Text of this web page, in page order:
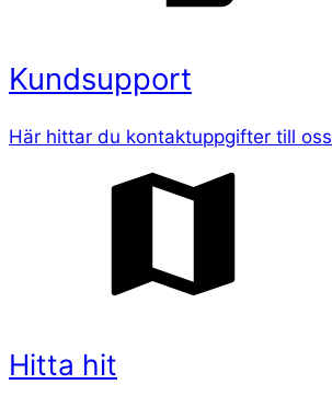
Kundsupport
Här hittar du kontaktuppgifter till oss
Hitta hit